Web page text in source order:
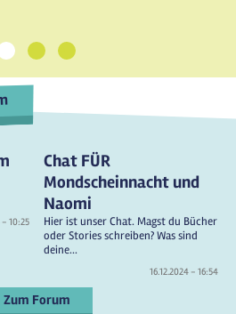
1 2 3
- 10:25
Chat FÜR
Mondscheinnacht und
Naomi
Hier ist unser Chat. Magst du Bücher
oder Stories schreiben? Was sind
deine...
16.12.2024 - 16:54
Zum Forum